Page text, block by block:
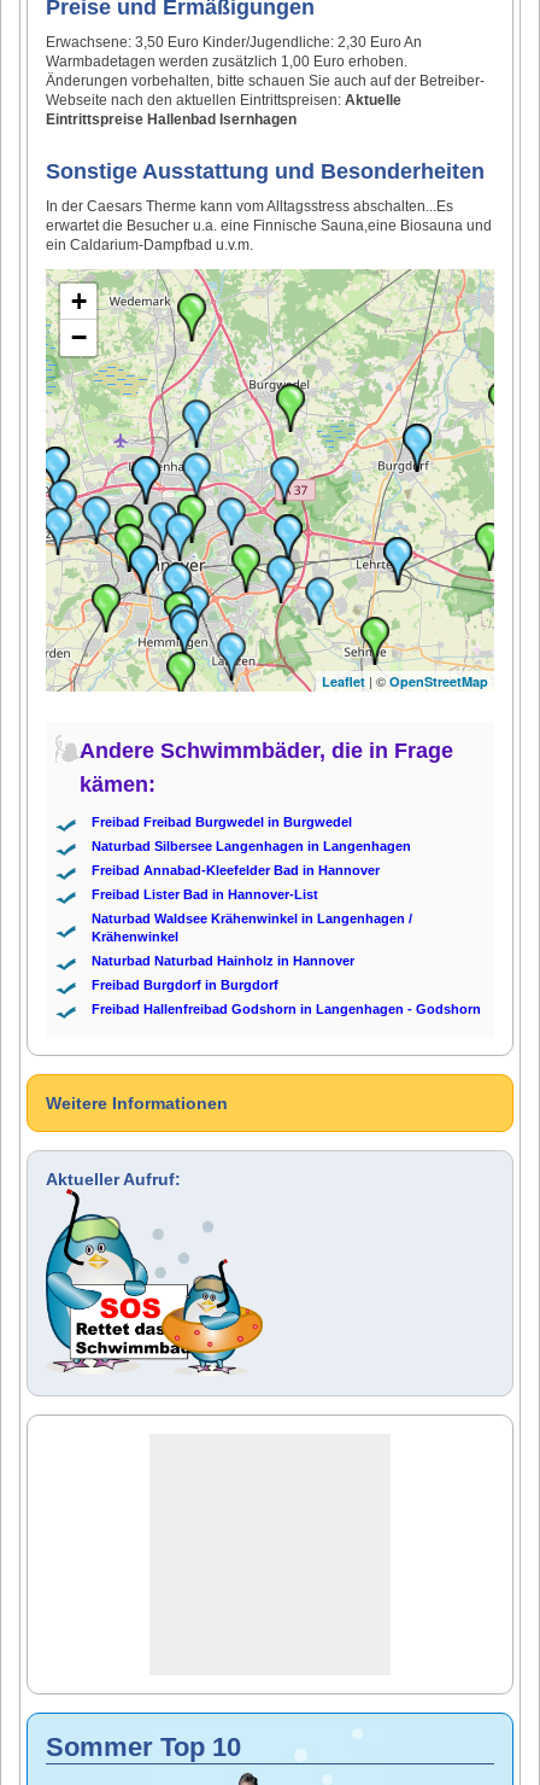
Preise und Ermäßigungen
Erwachsene: 3,50 Euro Kinder/Jugendliche: 2,30 Euro An
Warmbadetagen werden zusätzlich 1,00 Euro erhoben.
Änderungen vorbehalten, bitte schauen Sie auch auf der Betreiber-
Webseite nach den aktuellen Eintrittspreisen:Aktuelle
Eintrittspreise Hallenbad Isernhagen
Sonstige Ausstattung und Besonderheiten
In der Caesars Therme kann vom Alltagsstress abschalten...Es
erwartet die Besucher u.a. eine Finnische Sauna,eine Biosauna und
ein Caldarium-Dampfbad u.v.m.
+
−
Leaflet| © OpenStreetMap
Andere Schwimmbäder, die in Frage
kämen:
Freibad Freibad Burgwedel in Burgwedel
Naturbad Silbersee Langenhagen in Langenhagen
Freibad Annabad-Kleefelder Bad in Hannover
Freibad Lister Bad in Hannover-List
Naturbad Waldsee Krähenwinkel in Langenhagen /
Krähenwinkel
Naturbad Naturbad Hainholz in Hannover
Freibad Burgdorf in Burgdorf
Freibad Hallenfreibad Godshorn in Langenhagen - Godshorn
Weitere Informationen
Aktueller Aufruf:
Sommer Top 10